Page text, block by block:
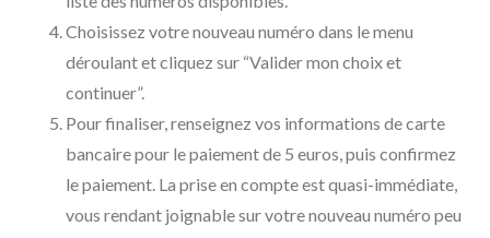
Choisissez votre nouveau numéro dans le menu
déroulant et cliquez sur “Valider mon choix et
continuer”.
Pour finaliser, renseignez vos informations de carte
bancaire pour le paiement de 5 euros, puis confirmez
le paiement. La prise en compte est quasi-immédiate,
vous rendant joignable sur votre nouveau numéro peu